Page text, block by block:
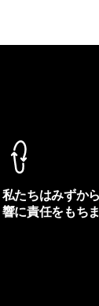
私たちはみずか
響に責任をもちま